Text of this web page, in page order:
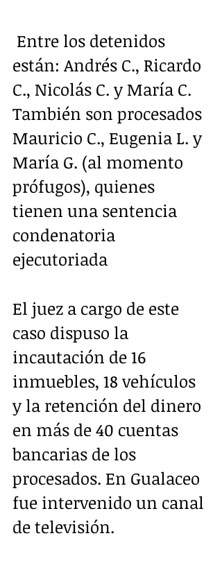
están: Andrés C., Ricardo
C., Nicolás C. y María C.
También son procesados
Mauricio C., Eugenia L. y
María G. (al momento
prófugos), quienes
tienen una sentencia
condenatoria
ejecutoriada
El juez a cargo de este
caso dispuso la
incautación de 16
inmuebles, 18 vehículos
y la retención del dinero
en más de 40 cuentas
bancarias de los
procesados. En Gualaceo
fue intervenido un canal
de televisión.